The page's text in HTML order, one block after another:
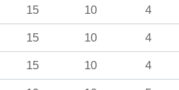
15 10 4
15 10 4
15 10 4